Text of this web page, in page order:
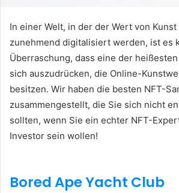
In einer Welt, in der der Wert von
zunehmend digitalisiert werden, ist es
Überraschung, dass eine der
sich auszudrücken, die Online-
besitzen. Wir haben die besten NFT-
zusammengestellt, die Sie sich nicht
sollten, wenn Sie ein echter NFT-
Investor sein wollen!
Bored Ape Yacht Club